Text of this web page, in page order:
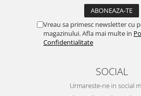
Vreau sa primesc newsletter cu
magazinului. Afla mai multe in
Confidentialitate
SOCIAL
Urmareste-ne in social